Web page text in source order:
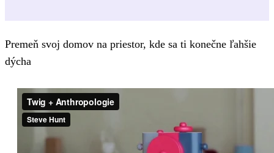
Premeň svoj domov na priestor, kde sa ti konečne ľahšie
dýcha